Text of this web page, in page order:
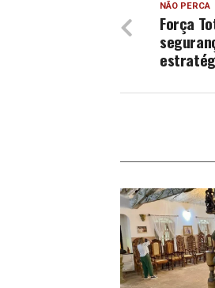
NÃO PERCA
Força